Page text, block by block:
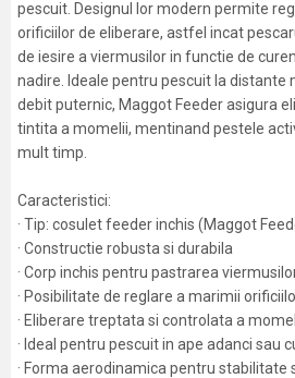
pescuit. Designul lor modern permite
orificiilor de eliberare, astfel incat
de iesire a viermusilor in functie de
nadire. Ideale pentru pescuit la distante
debit puternic, Maggot Feeder asigura
tintita a momelii, mentinand pestele
mult timp.
Caracteristici:
· Tip: cosulet feeder inchis (Maggot
· Constructie robusta si durabila
· Corp inchis pentru pastrarea
· Posibilitate de reglare a marimii
· Eliberare treptata si controlata a
· Ideal pentru pescuit in ape adanci sau
· Forma aerodinamica pentru stabilitate